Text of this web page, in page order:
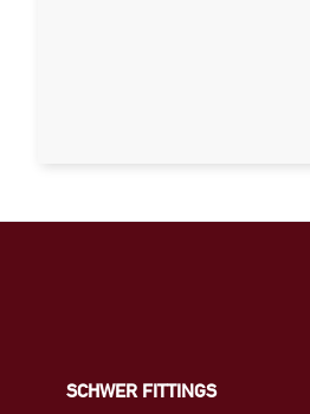
SCHWER FITTINGS